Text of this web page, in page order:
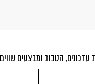
עדכונים, הטבות ומבצעים שווים